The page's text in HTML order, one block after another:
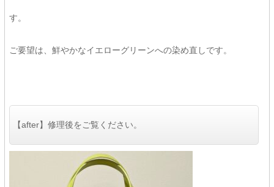
す。
ご要望は、鮮やかなイエローグリーンへの染め直しです。
【after】修理後をご覧ください。